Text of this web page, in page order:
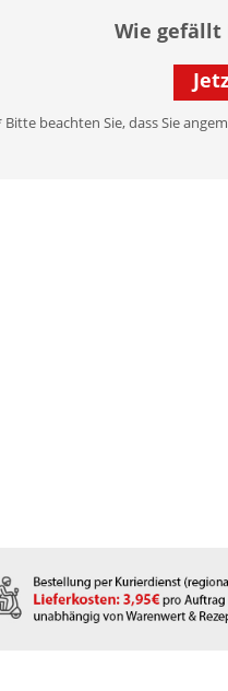
Wie gefällt
Bitte beachten Sie, dass Sie